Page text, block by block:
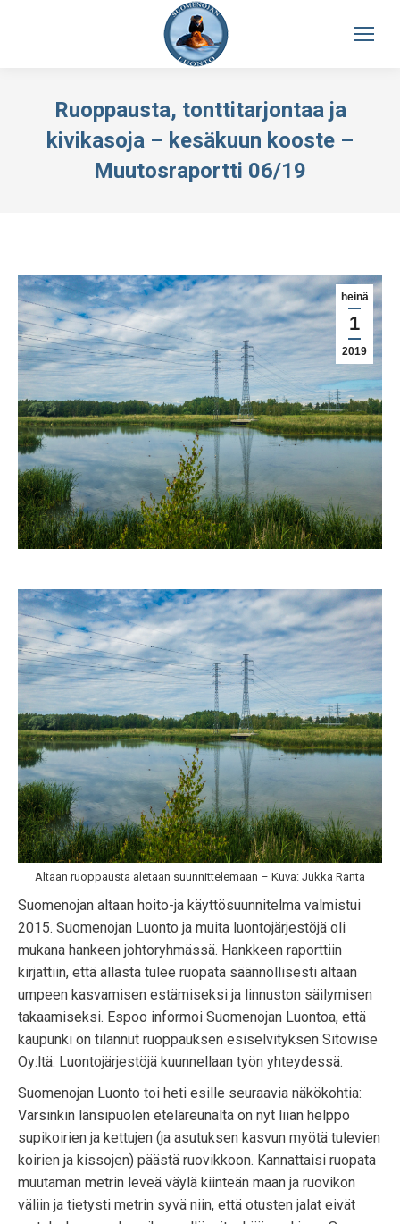
Ruoppausta, tonttitarjontaa ja
kivikasoja – kesäkuun kooste –
Muutosraportti 06/19
heinä
1
2019
Altaan ruoppausta aletaan suunnittelemaan – Kuva: Jukka Ranta
Suomenojan altaan hoito-ja käyttösuunnitelma valmistui
2015. Suomenojan Luonto ja muita luontojärjestöjä oli
mukana hankeen johtoryhmässä. Hankkeen raporttiin
kirjattiin, että allasta tulee ruopata säännöllisesti altaan
umpeen kasvamisen estämiseksi ja linnuston säilymisen
takaamiseksi. Espoo informoi Suomenojan Luontoa, että
kaupunki on tilannut ruoppauksen esiselvityksen Sitowise
Oy:ltä. Luontojärjestöjä kuunnellaan työn yhteydessä.
Suomenojan Luonto toi heti esille seuraavia näkökohtia:
Varsinkin länsipuolen eteläreunalta on nyt liian helppo
supikoirien ja kettujen (ja asutuksen kasvun myötä tulevien
koirien ja kissojen) päästä ruovikkoon. Kannattaisi ruopata
muutaman metrin leveä väylä kiinteän maan ja ruovikon
väliin ja tietysti metrin syvä niin, että otusten jalat eivät